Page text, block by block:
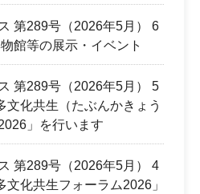
第289号（2026年5月） 6
館等の展示・イベント
第289号（2026年5月） 5
文化共生（たぶんかきょう
」を行います
第289号（2026年5月） 4
化共生フォーラム2026」